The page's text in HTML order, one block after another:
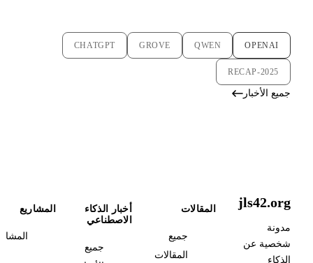
OPENAI
QWEN
GROVE
CHATGPT
RECAP-2025
جميع الأخبار
jls42.org
مدونة
شخصية عن
الذكاء
المقالات
جميع
المقالات
أخبار الذكاء
الاصطناعي
جميع
المشاريع